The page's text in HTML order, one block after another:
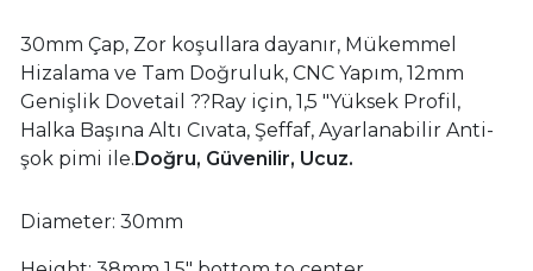
30mm Çap, Zor koşullara dayanır, Mükemmel
Hizalama ve Tam Doğruluk, CNC Yapım, 12mm
Genişlik Dovetail ??Ray için, 1,5 "Yüksek Profil,
Halka Başına Altı Cıvata, Şeffaf, Ayarlanabilir Anti-
şok pimi ile. Doğru, Güvenilir, Ucuz.
Diameter: 30mm